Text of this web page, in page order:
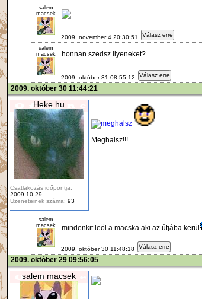
salem
macsek
2009. november 4 20:30:51 Válasz erre
salem
macsek
honnan szedsz ilyeneket?
2009. október 31 08:55:12 Válasz erre
2009. október 30 11:44:21
Heke.hu
Csatlakozás időpontja:
2009.10.29
Üzeneteinek száma: 93
Meghalsz!!!
salem
macsek
mindenkit leöl a macska aki az útjába kerül
2009. október 30 11:48:18 Válasz erre
2009. október 29 09:56:05
salem macsek